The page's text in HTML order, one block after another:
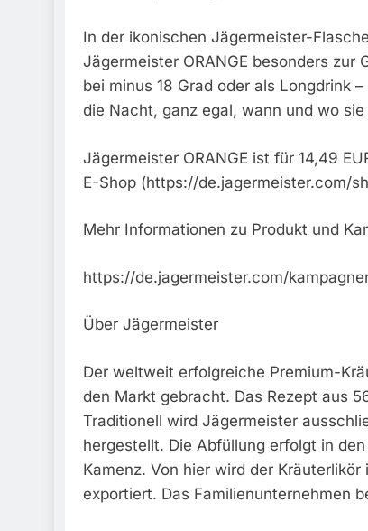
In der ikonischen Jägermeister-
Jägermeister ORANGE besonders zur
bei minus 18 Grad oder als Longdrink
die Nacht, ganz egal, wann und wo
Jägermeister ORANGE ist für 14,49
E-Shop (https://de.jagermeister.com/
Mehr Informationen zu Produkt und
https://de.jagermeister.com/
Über Jägermeister
Der weltweit erfolgreiche Premium-
den Markt gebracht. Das Rezept aus
Traditionell wird Jägermeister
hergestellt. Die Abfüllung erfolgt in
Kamenz. Von hier wird der
exportiert. Das Familienunternehmen